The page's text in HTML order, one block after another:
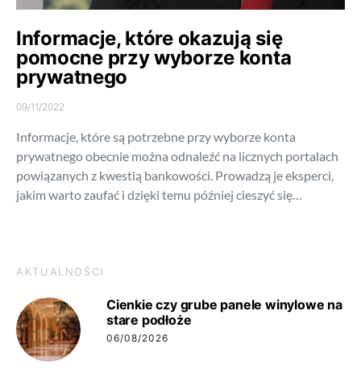
Informacje, które okazują się
pomocne przy wyborze konta
prywatnego
09/11/2022
Informacje, które są potrzebne przy wyborze konta
prywatnego obecnie można odnaleźć na licznych portalach
powiązanych z kwestią bankowości. Prowadzą je eksperci,
jakim warto zaufać i dzięki temu później cieszyć się…
AKTUALNOŚCI
Cienkie czy grube panele winylowe na
stare podłoże
06/08/2026